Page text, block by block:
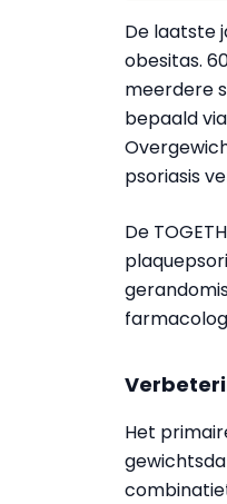
De laatste
obesitas.
meerdere
bepaald
psoriasis
De
Het